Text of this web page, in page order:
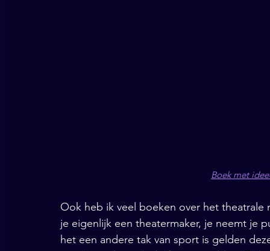
Boek met
Ook heb ik veel boeken over het
je eigenlijk een theatermaker, je neemt je
het een andere tak van sport is gelden